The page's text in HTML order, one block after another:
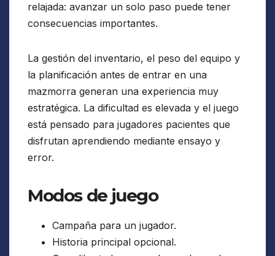
relajada: avanzar un solo paso puede tener
consecuencias importantes.
La gestión del inventario, el peso del equipo y
la planificación antes de entrar en una
mazmorra generan una experiencia muy
estratégica. La dificultad es elevada y el juego
está pensado para jugadores pacientes que
disfrutan aprendiendo mediante ensayo y
error.
Modos de juego
Campaña para un jugador.
Historia principal opcional.